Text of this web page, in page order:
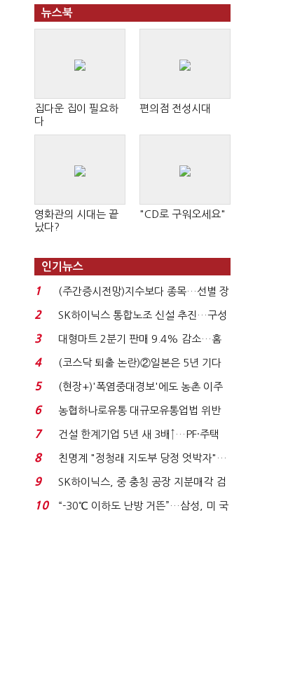
뉴스북
집다운 집이 필요하
다
편의점 전성시대
영화관의 시대는 끝
났다?
"CD로 구워오세요"
인기뉴스
1
(주간증시전망)지수보다 종목…선별 장
세 이어진다...
2
SK하이닉스 통합노조 신설 추진…구성
원 간 성과급 불...
3
대형마트 2분기 판매 9.4% 감소…홈
플러스 사태 여파...
4
(코스닥 퇴출 논란)②일본은 5년 기다
려주는데 우리는 ...
5
(현장+)'폭염중대경보'에도 농촌 이주
노동자는 강행군…'야...
6
농협하나로유통 대규모유통업법 위반
적발…공정위, 과...
7
건설 한계기업 5년 새 3배↑…PF·주택
침체에 재무 ...
8
친명계 "정청래 지도부 당정 엇박자"…
친청계 "신천지 오...
9
SK하이닉스, 중 충칭 공장 지분매각 검
토?…“확정된 바...
10
“-30℃ 이하도 난방 거뜬”…삼성, 미 국